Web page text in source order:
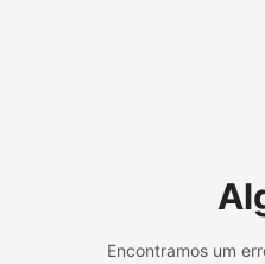
Encontramos um